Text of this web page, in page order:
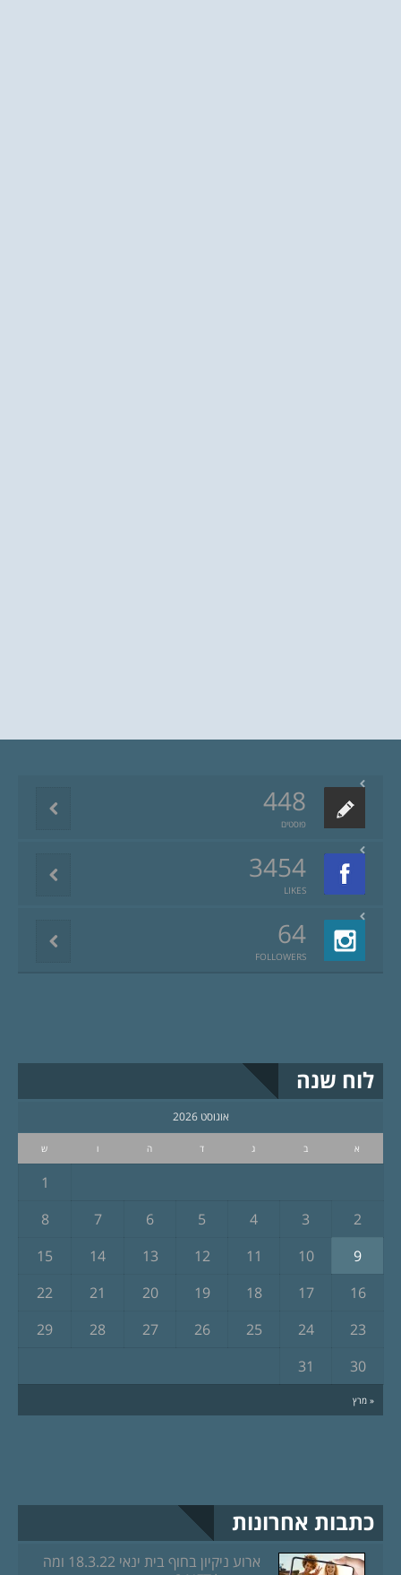
448
פוסטים
3454
LIKES
64
FOLLOWERS
לוח שנה
אוגוסט 2026
א ב ג ד ה ו ש
« מרץ
1
2
3
4
5
6
7
8
9
10
11
12
13
14
15
16
17
18
19
20
21
22
23
24
25
26
27
28
29
30
31
כתבות אחרונות
ארוע ניקיון בחוף בית ינאי 18.3.22 ומה